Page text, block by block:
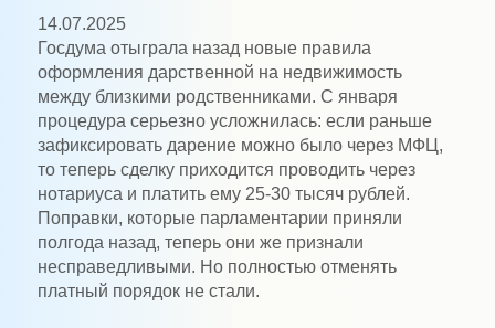
14.07.2025
Госдума отыграла назад новые правила
оформления дарственной на недвижимость
между близкими родственниками. С января
процедура серьезно усложнилась: если раньше
зафиксировать дарение можно было через МФЦ,
то теперь сделку приходится проводить через
нотариуса и платить ему 25-30 тысяч рублей.
Поправки, которые парламентарии приняли
полгода назад, теперь они же признали
несправедливыми. Но полностью отменять
платный порядок не стали.